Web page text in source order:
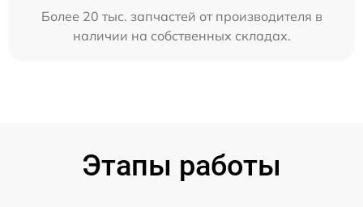
Более 20 тыс. запчастей от производителя в
наличии на собственных складах.
Этапы работы